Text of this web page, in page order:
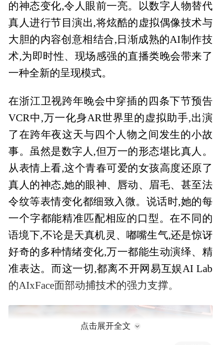
的神态变化,令人眼前一亮。以数字人物替代
真人进行节目演出,将炫酷的虚拟偶像技术与
大胆的内容创意相结合,日渐成熟的AI制作技
术,为即时性、现场感强的直播类晚会带来了
一种全新的呈现模式。
在浙江卫视跨年晚会中穿插的四条下节预告
VCR中,万一化身AR世界里的虚拟助手,出演
了在跨年夜这天与四个人物之间发生的小故
事。虽然是数字人,但万一的形态堪比真人。
从表情上看,这个青春可爱的女孩高度还原了
真人的神态,她的眼神、唇动、眉毛、甚至法
令纹等表情变化都细致入微。说话时,她的每
一个字都能精准匹配相应的口型。在不同的
语境下,不论是天真机灵、嘟嘴生气,还是惊讶
好奇的多种情绪变化,万一都能生动演绎、精
准表达。而这一切,都离不开网易互娱AI Lab
的AIxFace面部动捕技术的强力支撑。
点击展开全文